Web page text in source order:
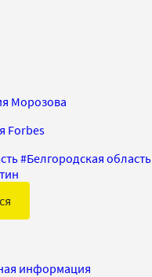
Морозова
Forbes
#Белгородская область
информация